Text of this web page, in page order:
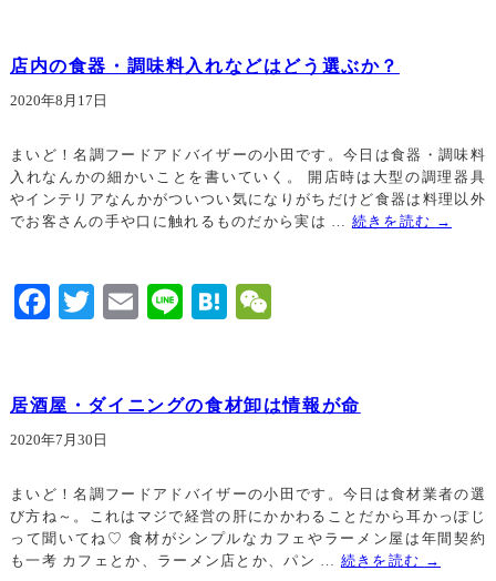
店内の食器・調味料入れなどはどう選ぶか？
2020年8月17日
まいど！名調フードアドバイザーの小田です。今日は食器・調味料
入れなんかの細かいことを書いていく。 開店時は大型の調理器具
やインテリアなんかがついつい気になりがちだけど食器は料理以外
でお客さんの手や口に触れるものだから実は … 続きを読む →
Facebook
TwitterEmailLineHatena
居酒屋・ダイニングの食材卸は情報が命
2020年7月30日
まいど！名調フードアドバイザーの小田です。今日は食材業者の選
び方ね～。これはマジで経営の肝にかかわることだから耳かっぽじ
って聞いてね♡ 食材がシンプルなカフェやラーメン屋は年間契約
も一考 カフェとか、ラーメン店とか、パン … 続きを読む →